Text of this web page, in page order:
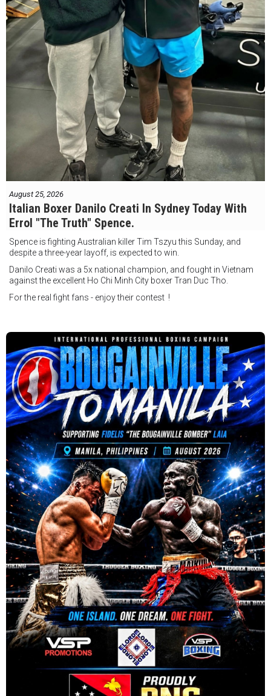
August 25, 2026
Italian Boxer Danilo Creati In Sydney Today With
Errol "The Truth" Spence.
Spence is fighting Australian killer Tim Tszyu this Sunday, and
despite a three-year layoff, is expected to win.
Danilo Creati was a 5x national champion, and fought in Vietnam
against the excellent Ho Chi Minh City boxer Tran Duc Tho.
For the real fight fans - enjoy their contest !